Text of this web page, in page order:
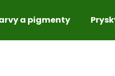
a pigmenty
najít?